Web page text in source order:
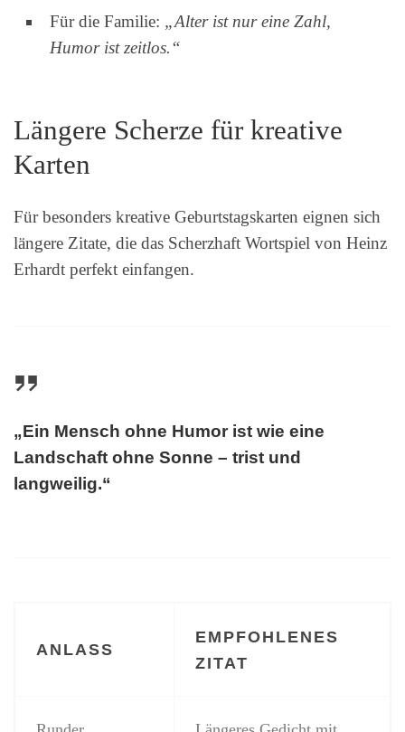
Für die Familie: „Alter ist nur eine Zahl,
Humor ist zeitlos.“
Längere Scherze für kreative
Karten
Für besonders kreative Geburtstagskarten eignen sich
längere Zitate, die das Scherzhaft Wortspiel von Heinz
Erhardt perfekt einfangen.
„Ein Mensch ohne Humor ist wie eine
Landschaft ohne Sonne – trist und
langweilig.“
ANLASS
EMPFOHLENES
ZITAT